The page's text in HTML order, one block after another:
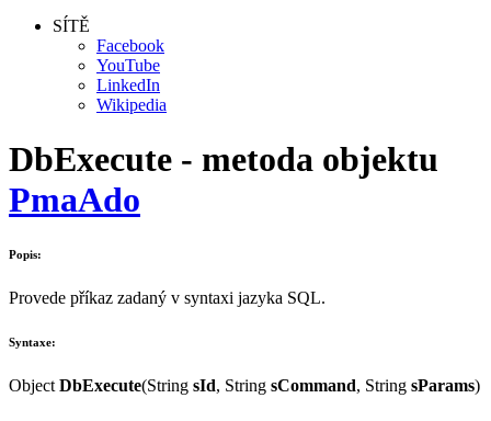
SÍTĚ
Facebook
YouTube
LinkedIn
Wikipedia
DbExecute - metoda objektu
PmaAdo
Popis:
Provede příkaz zadaný v syntaxi jazyka SQL.
Syntaxe:
Object DbExecute(String sId, String sCommand, String sParams)